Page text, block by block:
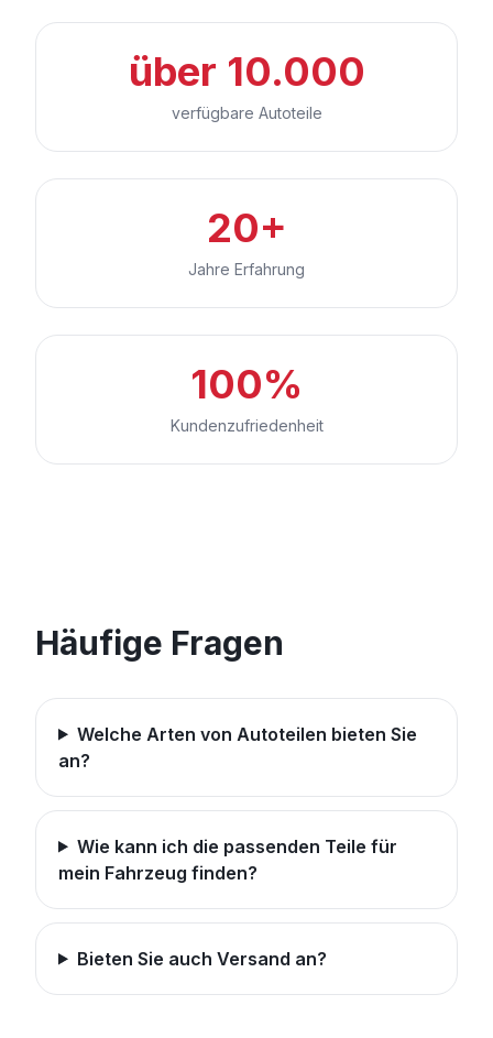
über 10.000
verfügbare Autoteile
20+
Jahre Erfahrung
100%
Kundenzufriedenheit
Häufige Fragen
Welche Arten von Autoteilen bieten Sie
an?
Wie kann ich die passenden Teile für
mein Fahrzeug finden?
Bieten Sie auch Versand an?